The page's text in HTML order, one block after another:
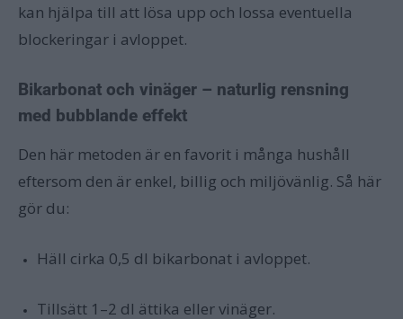
kan hjälpa till att lösa upp och lossa eventuella
blockeringar i avloppet.
Bikarbonat och vinäger – naturlig rensning
med bubblande effekt
Den här metoden är en favorit i många hushåll
eftersom den är enkel, billig och miljövänlig. Så här
gör du:
Häll cirka 0,5 dl bikarbonat i avloppet.
Tillsätt 1–2 dl ättika eller vinäger.